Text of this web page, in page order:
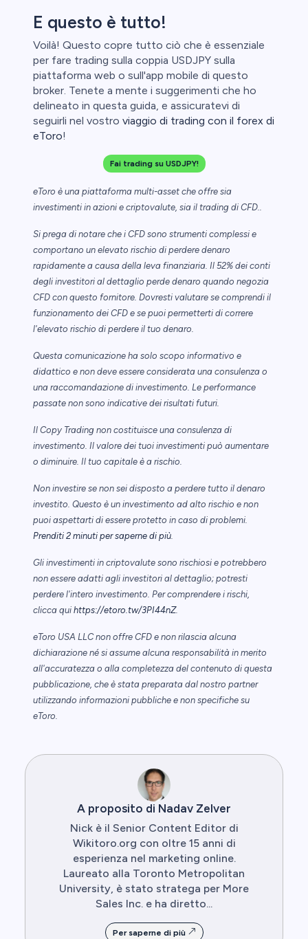
E questo è tutto!
Voilà! Questo copre tutto ciò che è essenziale
per fare trading sulla coppia USDJPY sulla
piattaforma web o sull'app mobile di questo
broker. Tenete a mente i suggerimenti che ho
delineato in questa guida, e assicuratevi di
seguirli nel vostro viaggio di trading con il forex di
eToro!
Fai trading su USDJPY!
eToro è una piattaforma multi-asset che offre sia
investimenti in azioni e criptovalute, sia il trading di CFD..
Si prega di notare che i CFD sono strumenti complessi e
comportano un elevato rischio di perdere denaro
rapidamente a causa della leva finanziaria. Il 52% dei conti
degli investitori al dettaglio perde denaro quando negozia
CFD con questo fornitore. Dovresti valutare se comprendi il
funzionamento dei CFD e se puoi permetterti di correre
l'elevato rischio di perdere il tuo denaro.
Questa comunicazione ha solo scopo informativo e
didattico e non deve essere considerata una consulenza o
una raccomandazione di investimento. Le performance
passate non sono indicative dei risultati futuri.
Il Copy Trading non costituisce una consulenza di
investimento. Il valore dei tuoi investimenti può aumentare
o diminuire. Il tuo capitale è a rischio.
Non investire se non sei disposto a perdere tutto il denaro
investito. Questo è un investimento ad alto rischio e non
puoi aspettarti di essere protetto in caso di problemi.
Prenditi 2 minuti per saperne di più.
Gli investimenti in criptovalute sono rischiosi e potrebbero
non essere adatti agli investitori al dettaglio; potresti
perdere l'intero investimento. Per comprendere i rischi,
clicca qui https://etoro.tw/3PI44nZ.
eToro USA LLC non offre CFD e non rilascia alcuna
dichiarazione né si assume alcuna responsabilità in merito
all'accuratezza o alla completezza del contenuto di questa
pubblicazione, che è stata preparata dal nostro partner
utilizzando informazioni pubbliche e non specifiche su
eToro.
A proposito di Nadav Zelver
Nick è il Senior Content Editor di
Wikitoro.org con oltre 15 anni di
esperienza nel marketing online.
Laureato alla Toronto Metropolitan
University, è stato stratega per More
Sales Inc. e ha diretto...
Per saperne di più